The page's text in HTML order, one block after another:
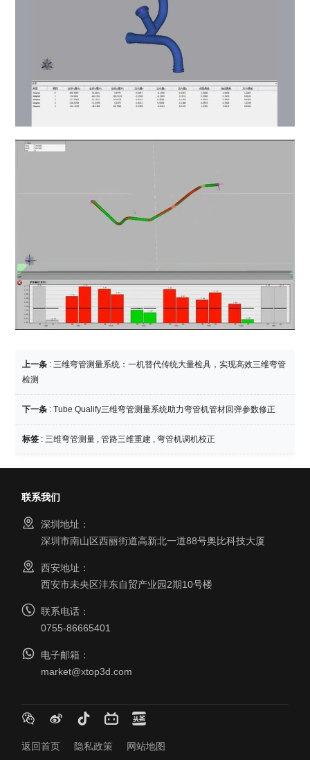
上一条 : 三维弯管测量系统：一机替代传统大量检具，实现高效三维弯管
检测
下一条 :Tube Qualify三维弯管测量系统助力弯管机管材回弹参数修正
标签 : 三维弯管测量 ,管路三维重建 ,弯管机调机校正
联系我们
深圳地址：
深圳市南山区西丽街道高新北一道88号奥比科技大厦
西安地址：
西安市未央区沣东自贸产业园2期10号楼
联系电话：
0755-86665401
电子邮箱：
market@xtop3d.com
返回首页 隐私政策 网站地图